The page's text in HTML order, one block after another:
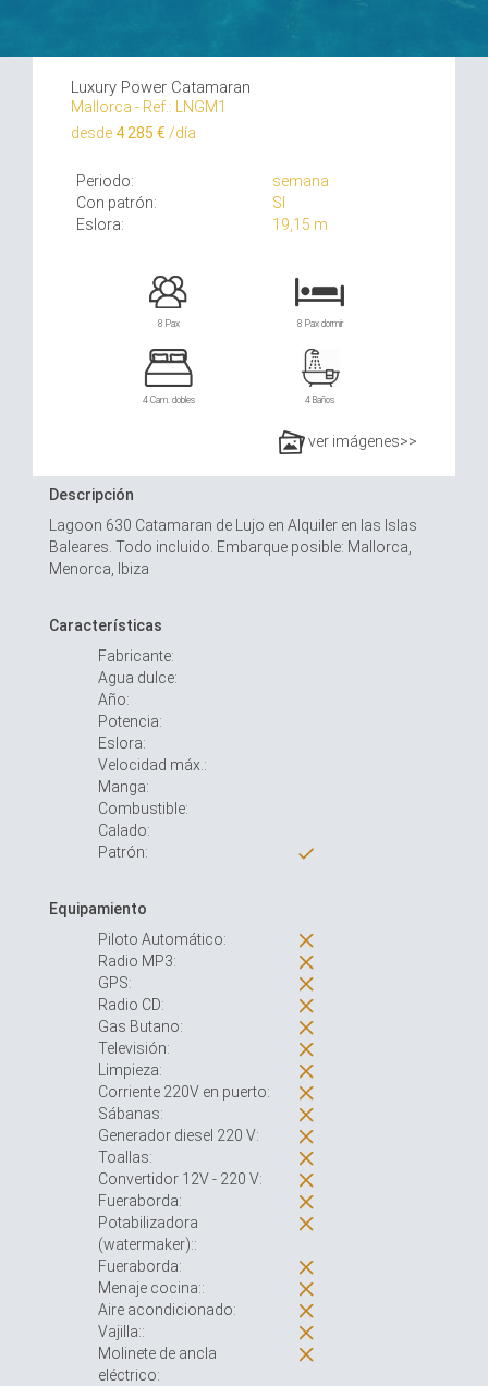
Luxury Power Catamaran
Mallorca - Ref.: LNGM1
desde 4 285 € /día
Periodo:
semana
Con patrón:
SI
Eslora:
19,15 m
8 Pax 8 Pax dormir
4 Cam. dobles 4 Baños
ver imágenes>>
Descripción
Lagoon 630 Catamaran de Lujo en Alquiler en las Islas
Baleares. Todo incluido. Embarque posible: Mallorca,
Menorca, Ibiza
Características
Fabricante:
Agua dulce:
Año:
Potencia:
Eslora:
Velocidad máx.:
Manga:
Combustible:
Calado:
Patrón:
Equipamiento
Piloto Automático:
Radio MP3:
GPS:
Radio CD:
Gas Butano:
Televisión:
Limpieza:
Corriente 220V en puerto:
Sábanas:
Generador diesel 220 V:
Toallas:
Convertidor 12V - 220 V:
Fueraborda:
Potabilizadora
(watermaker)::
Fueraborda:
Menaje cocina::
Aire acondicionado:
Vajilla::
Molinete de ancla
eléctrico: